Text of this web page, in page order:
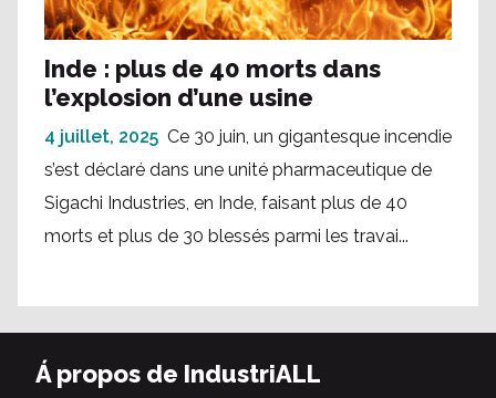
Inde : plus de 40 morts dans
l’explosion d’une usine
4 juillet, 2025 Ce 30 juin, un gigantesque incendie
s’est déclaré dans une unité pharmaceutique de
Sigachi Industries, en Inde, faisant plus de 40
morts et plus de 30 blessés parmi les travai...
Á propos de IndustriALL